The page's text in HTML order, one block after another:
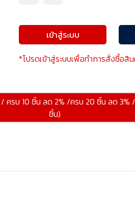
เข้าสู่ระบบ
*โปรดเข้าสู่ระบบเพื่อทำการสั่งซื้อสิ
ครบ 10 ชิ้น ลด 2% /ครบ 20 ชิ้น ลด 3%
ชิ้น)